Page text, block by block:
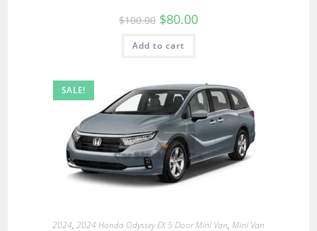
$100.00 $80.00
Add to cart
SALE!
2024, 2024 Honda Odyssey EX 5 Door Mini Van, Mini Van